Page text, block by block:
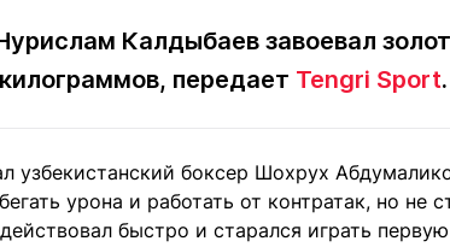
Контакты редакции Вакансии Реклама Пресс-
(700) 3 888 188
Калдыбаев завоевал
передает Tengri Sport.
узбекистанский боксер Шохрух
урона и работать от контратак, но не
быстро и старался играть